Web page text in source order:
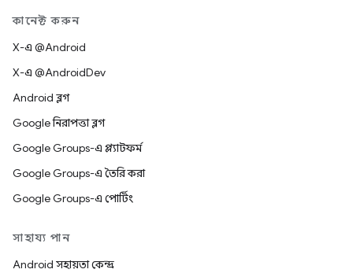
কানেক্ট করুন
X-এ @Android
X-এ @AndroidDev
Android ব্লগ
Google নিরাপত্তা ব্লগ
Google Groups-এ প্ল্যাটফর্ম
Google Groups-এ তৈরি করা
Google Groups-এ পোর্টিং
সাহায্য পান
Android সহায়তা কেন্দ্র